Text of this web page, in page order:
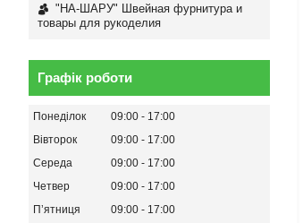
"НА-ШАРУ" Швейная фурнитура и
товары для рукоделия
Графік роботи
Понеділок 09:00
17:00
Вівторок
09:00
17:00
Середа
09:00
17:00
Четвер
09:00
17:00
Пʼятниця
09:00
17:00